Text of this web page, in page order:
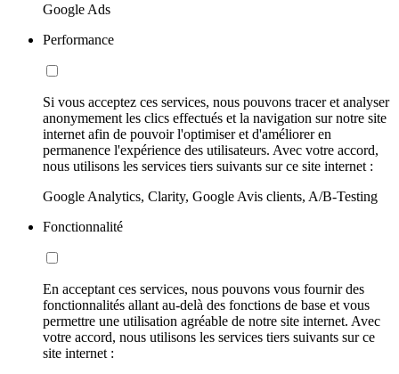
Google Ads
Performance
Si vous acceptez ces services, nous pouvons tracer et analyser
anonymement les clics effectués et la navigation sur notre site
internet afin de pouvoir l'optimiser et d'améliorer en
permanence l'expérience des utilisateurs. Avec votre accord,
nous utilisons les services tiers suivants sur ce site internet :
Google Analytics, Clarity, Google Avis clients, A/B-Testing
Fonctionnalité
En acceptant ces services, nous pouvons vous fournir des
fonctionnalités allant au-delà des fonctions de base et vous
permettre une utilisation agréable de notre site internet. Avec
votre accord, nous utilisons les services tiers suivants sur ce
site internet :